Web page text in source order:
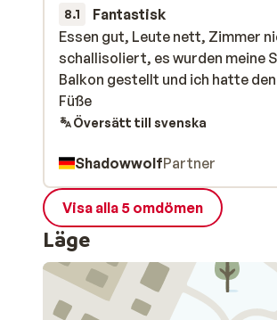
8.1 Fantastisk
Essen gut, Leute nett, Zimmer
schallisoliert, es wurden meine
Balkon gestellt und ich hatte den
Füße
Essen gut, Leute nett, Zimmer
schallisoliert, es wurden meine
Balkon gestellt und ich hatte den
Füße
Översätt till svenska
ShadowwolfPartner
Visa alla 5 omdömen
Läge